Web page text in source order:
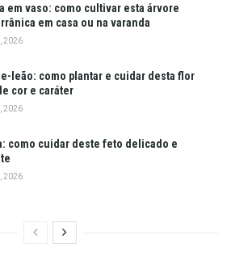
em vaso: como cultivar esta árvore
em casa ou na varanda
2026
leão: como plantar e cuidar desta flor
cor e caráter
2026
como cuidar deste feto delicado e
2026